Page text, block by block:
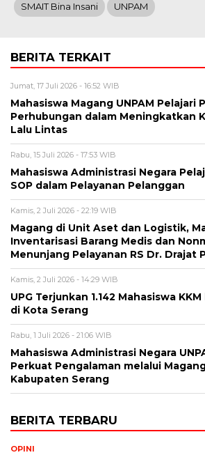
SMAIT Bina Insani UNPAM
BERITA TERKAIT
Jumat, 17 Juli 2026 - 16:52 WIB
Mahasiswa Magang UNPAM Pelajari
Perhubungan dalam Meningkatkan
Lalu Lintas
Rabu, 15 Juli 2026 - 17:53 WIB
Mahasiswa Administrasi Negara
SOP dalam Pelayanan Pelanggan
Kamis, 2 Juli 2026 - 22:19 WIB
Magang di Unit Aset dan Logistik,
Inventarisasi Barang Medis dan
Menunjang Pelayanan RS Dr. Drajat
Kamis, 2 Juli 2026 - 14:29 WIB
UPG Terjunkan 1.142 Mahasiswa
di Kota Serang
Rabu, 1 Juli 2026 - 21:06 WIB
Mahasiswa Administrasi Negara
Perkuat Pengalaman melalui
Kabupaten Serang
BERITA TERBARU
OPINI